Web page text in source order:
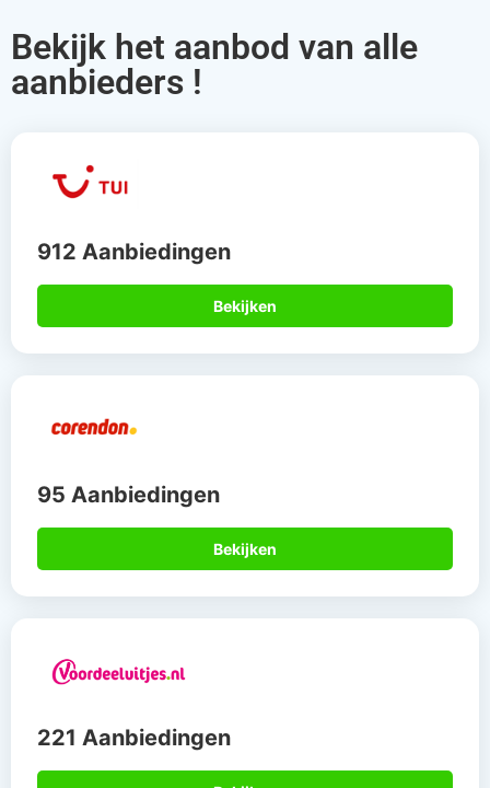
Bekijk het aanbod van alle
aanbieders !
912 Aanbiedingen
Bekijken
95 Aanbiedingen
Bekijken
221 Aanbiedingen